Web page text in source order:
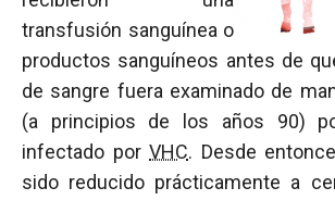
transfusión sanguínea o
productos sanguíneos antes de
de sangre fuera examinado de
(a principios de los años 90)
infectado porVHC. Desde
sido reducido prácticamente a